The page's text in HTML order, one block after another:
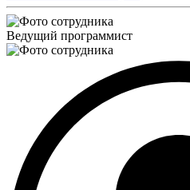
Ведущий программист